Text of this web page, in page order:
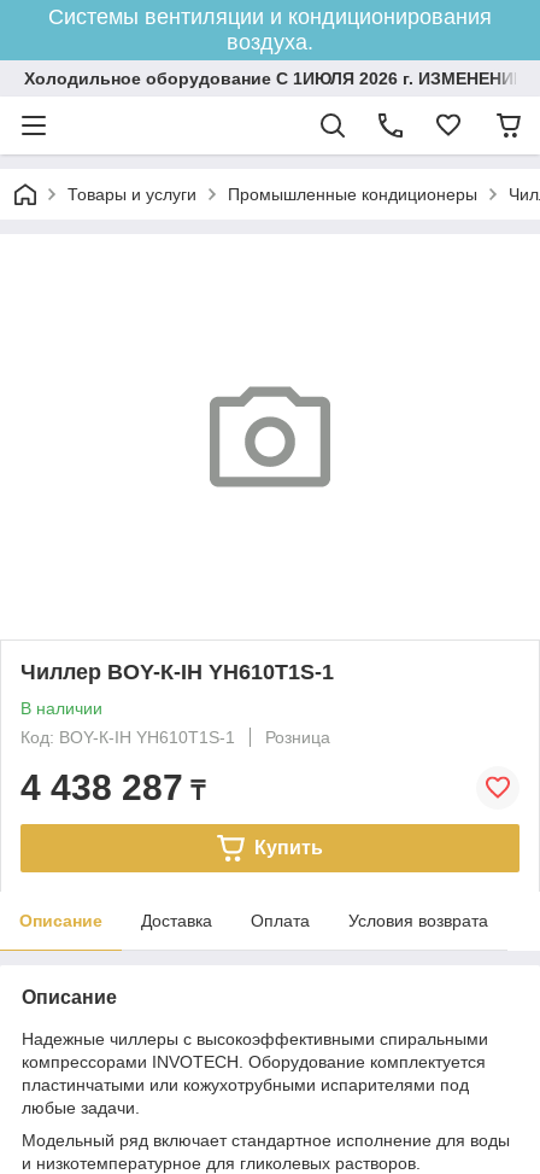
Системы вентиляции и кондиционирования
воздуха.
Холодильное оборудование С 1ИЮЛЯ 2026 г.
Товары и услуги Промышленные кондиционеры
Чиллер BOY-К-IH YH610T1S-1
В наличии
Код: BOY-К-IH YH610T1S-1
Розница
4 438 287 ₸
Купить
Описание Доставка Оплата Условия возврата
Описание
Надежные чиллеры с высокоэффективными спиральными
компрессорами INVOTECH. Оборудование комплектуется
пластинчатыми или кожухотрубными испарителями под
любые задачи.
Модельный ряд включает стандартное исполнение для воды
и низкотемпературное для гликолевых растворов.